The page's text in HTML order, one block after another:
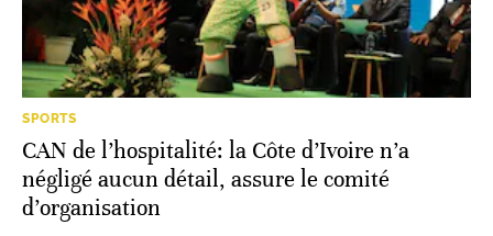
SPORTS
CAN de l’hospitalité: la Côte d’Ivoire n’a
négligé aucun détail, assure le comité
d’organisation